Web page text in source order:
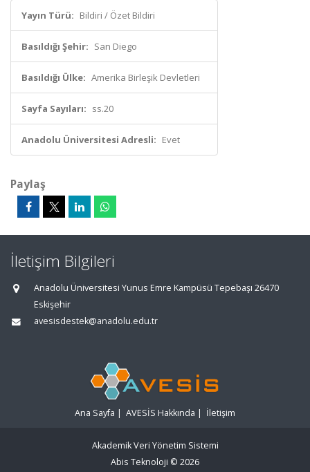
Yayın Türü: Bildiri / Özet Bildiri
Basıldığı Şehir: San Diego
Basıldığı Ülke: Amerika Birleşik Devletleri
Sayfa Sayıları: ss.20
Anadolu Üniversitesi Adresli: Evet
Paylaş
İletişim Bilgileri
Anadolu Üniversitesi Yunus Emre Kampüsü Tepebaşı 26470
Eskişehir
avesisdestek@anadolu.edu.tr
Ana Sayfa | AVESİS Hakkında | İletişim
Akademik Veri Yönetim Sistemi
Abis Teknoloji © 2026